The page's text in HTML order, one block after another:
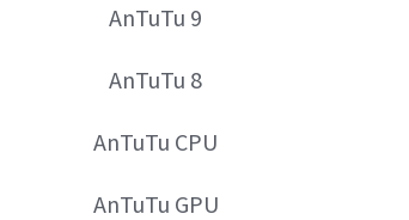
AnTuTu 9
AnTuTu 8
AnTuTu CPU
AnTuTu GPU